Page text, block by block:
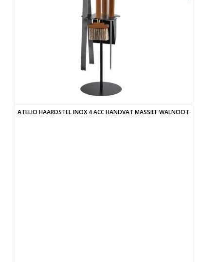
ATELIO HAARDSTEL INOX 4 ACC HANDVAT MASSIEF WALNOOT